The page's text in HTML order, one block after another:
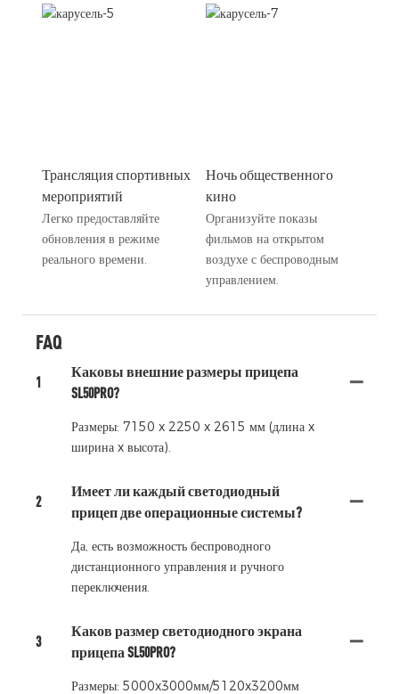
Трансляция спортивных
мероприятий
Легко предоставляйте
обновления в режиме
реального времени.
Ночь общественного
кино
Организуйте показы
фильмов на открытом
воздухе с беспроводным
управлением.
FAQ
1
Каковы внешние размеры прицепа
SL50PRO?
Размеры: 7150 x 2250 x 2615 мм (длина x
ширина x высота).
2
Имеет ли каждый светодиодный
прицеп две операционные системы?
Да, есть возможность беспроводного
дистанционного управления и ручного
переключения.
3
Каков размер светодиодного экрана
прицепа SL50PRO?
Размеры: 5000x3000мм/5120x3200мм